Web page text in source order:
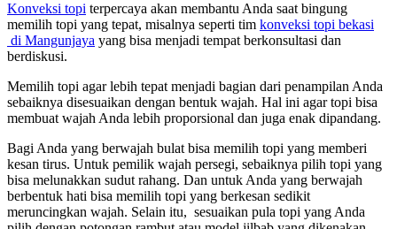
Konveksi topi terpercaya akan membantu Anda saat bingung
memilih topi yang tepat, misalnya seperti tim konveksi topi bekasi
di Mangunjaya yang bisa menjadi tempat berkonsultasi dan
berdiskusi.
Memilih topi agar lebih tepat menjadi bagian dari penampilan Anda
sebaiknya disesuaikan dengan bentuk wajah. Hal ini agar topi bisa
membuat wajah Anda lebih proporsional dan juga enak dipandang.
Bagi Anda yang berwajah bulat bisa memilih topi yang memberi
kesan tirus. Untuk pemilik wajah persegi, sebaiknya pilih topi yang
bisa melunakkan sudut rahang. Dan untuk Anda yang berwajah
berbentuk hati bisa memilih topi yang berkesan sedikit
meruncingkan wajah. Selain itu, sesuaikan pula topi yang Anda